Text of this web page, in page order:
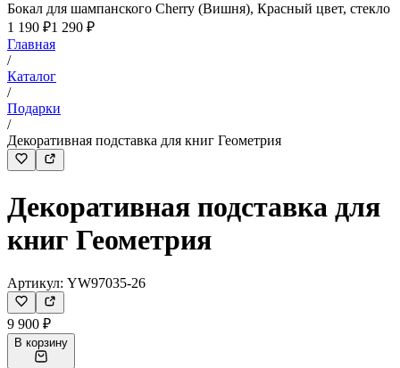
Бокал для шампанского Cherry (Вишня), Красный цвет, стекло
1 190 ₽1 290 ₽
Главная
/
Каталог
/
Подарки
/
Декоративная подставка для книг Геометрия
Декоративная подставка для
книг Геометрия
Артикул: YW97035-26
9 900 ₽
В корзину